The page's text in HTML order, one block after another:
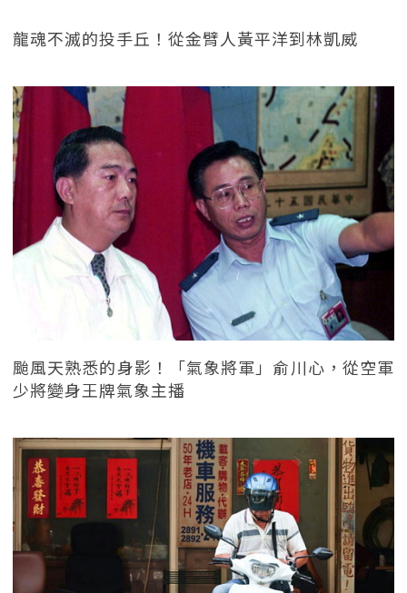
龍魂不滅的投手丘！從金臂人黃平洋到林凱威
颱風天熟悉的身影！「氣象將軍」俞川心，從空軍
少將變身王牌氣象主播